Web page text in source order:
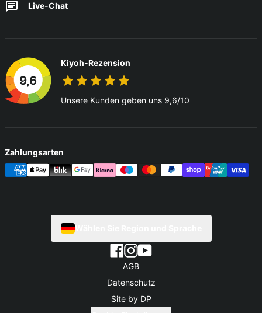
Live-Chat
9,6
Kiyoh-Rezension
Unsere Kunden geben uns 9,6/10
Zahlungsarten
Wählen Sie Region und Sprache
AGB
Datenschutz
Site by DP